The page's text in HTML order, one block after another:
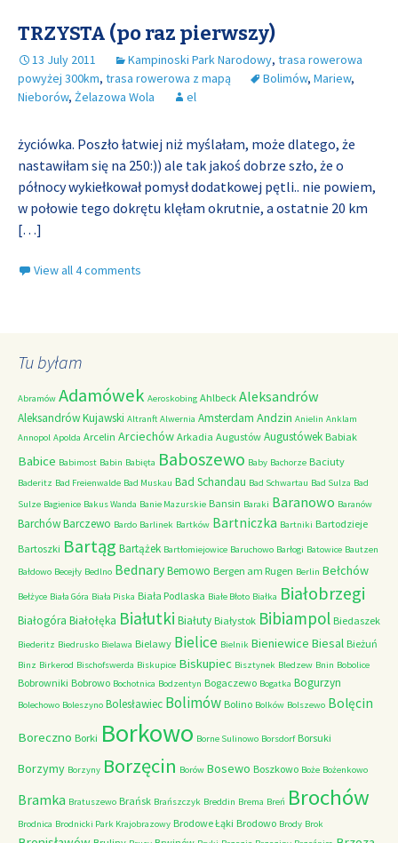
TRZYSTA (po raz pierwszy)
13 July 2011 Kampinoski Park Narodowy, trasa rowerowa
powyżej 300km, trasa rowerowa z mapą Bolimów, Mariew,
Nieborów, Żelazowa Wola el
życiówka. Poszło łatwiej niż myślałam, może dlatego, że
nastawiłam się na 250:)) ale tak jakoś dobrze szło, że o
północy wykiełkował pomysł dodatkowej pętli.. nie powiem,
w połowie tego dokrętu klęłam okrutnie, a ostatnie 20 km
[…]
View all 4 comments
Tu byłam
Abramów Adamówek Aeroskobing Ahlbeck Aleksandrów
Aleksandrów Kujawski Altranft Alwernia Amsterdam Andzin Anielin Anklam
Annopol Apolda Arcelin Arciechów Arkadia Augustów Augustówek Babiak
Babice Babimost Babin Babięta Baboszewo Baby Bachorze Baciuty
Baderitz Bad Freienwalde Bad Muskau Bad Schandau Bad Schwartau Bad Sulza Bad
Sulze Bagienice Bakus Wanda Banie Mazurskie Bansin Baraki Baranowo Baranów
BarchówBarczewo Bardo Barlinek Bartków Bartniczka Bartniki Bartodzieje
Bartoszki Bartąg Bartążek Bartłomiejowice Baruchowo Barłogi Batowice Bautzen
Bałdowo Becejły Bedlno BednaryBemowo Bergen am Rugen Berlin Bełchów
Bełżyce Biała Góra Biała Piska Biała Podlaska Białe Błoto Białka Białobrzegi
Białogóra Białołęka Białutki Białuty Białystok Bibiampol Biedaszek
Biederitz Biedrusko Bielawa Bielawy Bielice Bielnik Bieniewice Biesal Bieżuń
Binz Birkerod Bischofswerda Biskupice Biskupiec Bisztynek Bledzew Bnin Bobolice
Bobrowniki Bobrowo Bochotnica Bodzentyn Bogaczewo Bogatka Bogurzyn
Bolechowo Boleszyno Bolesławiec Bolimów Bolino Bolków Bolszewo Bolęcin
Boreczno Borki Borkowo Borne Sulinowo Borsdorf Borsuki
Borzymy Borzyny Borzęcin Borów Bosewo Boszkowo Boże Bożenkowo
Bramka Bratuszewo Brańsk Brańszczyk Breddin Brema Breń Brochów
Brodnica Brodnicki Park Krajobrazowy Brodowe Łąki Brodowo Brody Brok